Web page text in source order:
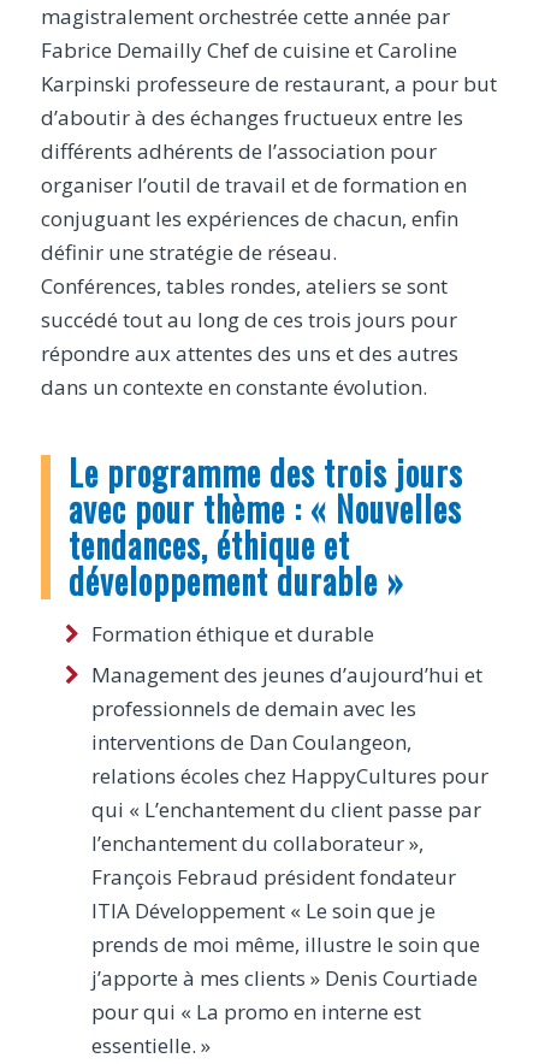
magistralement orchestrée cette année par
Fabrice Demailly Chef de cuisine et Caroline
Karpinski professeure de restaurant, a pour but
d’aboutir à des échanges fructueux entre les
différents adhérents de l’association pour
organiser l’outil de travail et de formation en
conjuguant les expériences de chacun, enfin
définir une stratégie de réseau.
Conférences, tables rondes, ateliers se sont
succédé tout au long de ces trois jours pour
répondre aux attentes des uns et des autres
dans un contexte en constante évolution.
Le programme des trois jours
avec pour thème : « Nouvelles
tendances, éthique et
développement durable »
Formation éthique et durable
Management des jeunes d’aujourd’hui et
professionnels de demain avec les
interventions de Dan Coulangeon,
relations écoles chez HappyCultures pour
qui « L’enchantement du client passe par
l’enchantement du collaborateur »,
François Febraud président fondateur
ITIA Développement « Le soin que je
prends de moi même, illustre le soin que
j’apporte à mes clients » Denis Courtiade
pour qui « La promo en interne est
essentielle. »